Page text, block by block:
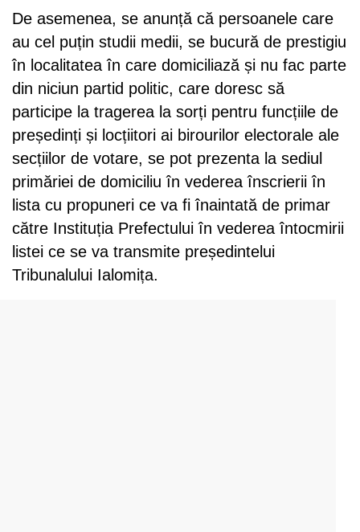
De asemenea, se anunță că persoanele care
au cel puțin studii medii, se bucură de prestigiu
în localitatea în care domiciliază și nu fac parte
din niciun partid politic, care doresc să
participe la tragerea la sorți pentru funcțiile de
președinți și locțiitori ai birourilor electorale ale
secțiilor de votare, se pot prezenta la sediul
primăriei de domiciliu în vederea înscrierii în
lista cu propuneri ce va fi înaintată de primar
către Instituția Prefectului în vederea întocmirii
listei ce se va transmite președintelui
Tribunalului Ialomița.